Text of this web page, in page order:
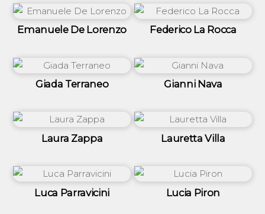
Emanuele De Lorenzo Federico La Rocca
Giada Terraneo Gianni Nava
Laura Zappa Lauretta Villa
Luca Parravicini Lucia Piron